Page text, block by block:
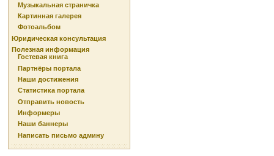
Музыкальная страничка
Картинная галерея
Фотоальбом
Юридическая консультация
Полезная информация
Гостевая книга
Партнёры портала
Наши достижения
Статистика портала
Отправить новость
Информеры
Наши баннеры
Написать письмо админу